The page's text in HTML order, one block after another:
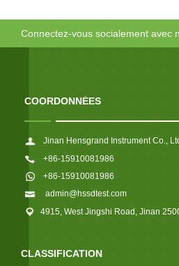
Connectez-vous socialement avec
COORDONNÉES
Jinan Hensgrand Instrument Co.,
+86-15910081986
+86-15910081986
admin@hssdtest.com
4915, West Jingshi Road, Jinan
CLASSIFICATION